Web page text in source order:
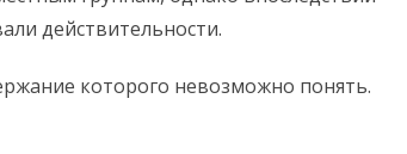
действительности.
которого невозможно понять.